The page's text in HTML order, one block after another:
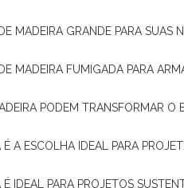
MADEIRA GRANDE PARA SUAS
MADEIRA FUMIGADA PARA
PODEM TRANSFORMAR O
É A ESCOLHA IDEAL PARA
É IDEAL PARA PROJETOS